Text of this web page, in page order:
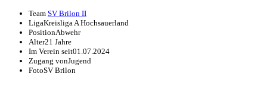
Team SV Brilon II
LigaKreisliga A Hochsauerland
PositionAbwehr
Alter21 Jahre
Im Verein seit01.07.2024
Zugang vonJugend
FotoSV Brilon